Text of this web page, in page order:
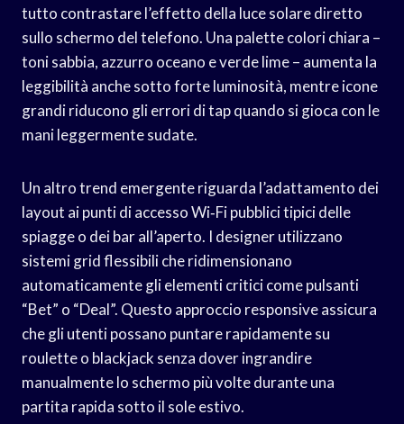
tutto contrastare l’effetto della luce solare diretto
sullo schermo del telefono. Una palette colori chiara –
toni sabbia, azzurro oceano e verde lime – aumenta la
leggibilità anche sotto forte luminosità, mentre icone
grandi riducono gli errori di tap quando si gioca con le
mani leggermente sudate.
Un altro trend emergente riguarda l’adattamento dei
layout ai punti di accesso Wi‑Fi pubblici tipici delle
spiagge o dei bar all’aperto. I designer utilizzano
sistemi grid flessibili che ridimensionano
automaticamente gli elementi critici come pulsanti
“Bet” o “Deal”. Questo approccio responsive assicura
che gli utenti possano puntare rapidamente su
roulette o blackjack senza dover ingrandire
manualmente lo schermo più volte durante una
partita rapida sotto il sole estivo.